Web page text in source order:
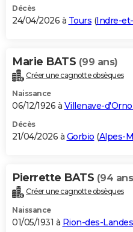
Décès
24/04/2026 à Tours (Indre-
Marie BATS (99 ans)
Créer une cagnotte obsèques
Naissance
06/12/1926 à Villenave-
Décès
21/04/2026 à Gorbio (Alpes-
Pierrette BATS (94
Créer une cagnotte obsèques
Naissance
01/05/1931 à Rion-des-Landes